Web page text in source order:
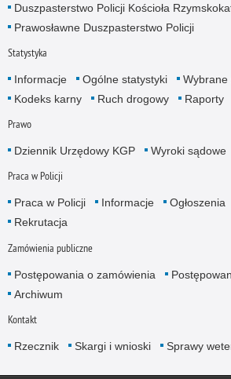
Duszpasterstwo Policji Kościoła
Prawosławne Duszpasterstwo Policji
Statystyka
Informacje Ogólne statystyki
Wybrane
Kodeks karny
Ruch drogowy Raporty
Prawo
Dziennik Urzędowy KGP Wyroki sądowe
Praca w Policji
Praca w Policji Informacje Ogłoszenia
Rekrutacja
Zamówienia publiczne
Postępowania o zamówienia
Archiwum
Kontakt
Rzecznik Skargi i wnioski Sprawy